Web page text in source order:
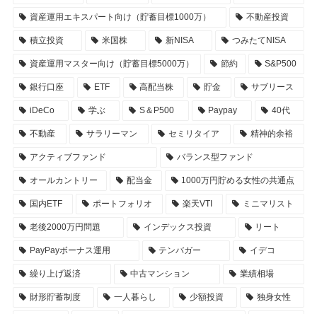
資産運用エキスパート向け（貯蓄目標1000万） 不動産投資
積立投資 米国株 新NISA つみたてNISA
資産運用マスター向け（貯蓄目標5000万） 節約 S&P500
銀行口座 ETF 高配当株 貯金 サブリース
iDeCo 学ぶ S＆P500 Paypay 40代
不動産 サラリーマン セミリタイア 精神的余裕
アクティブファンド バランス型ファンド
オールカントリー 配当金 1000万円貯める女性の共通点
国内ETF ポートフォリオ 楽天VTI ミニマリスト
老後2000万円問題 インデックス投資 リート
PayPayボーナス運用 テンバガー イデコ
繰り上げ返済 中古マンション 業績相場
財形貯蓄制度 一人暮らし 少額投資 独身女性